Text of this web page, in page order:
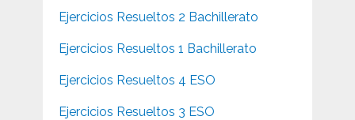
Ejercicios Resueltos 2 Bachillerato
Ejercicios Resueltos 1 Bachillerato
Ejercicios Resueltos 4 ESO
Ejercicios Resueltos 3 ESO